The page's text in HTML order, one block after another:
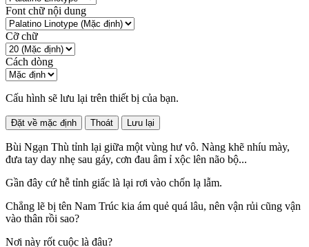
Font chữ nội dung
Cỡ chữ
Cách dòng
Cấu hình sẽ lưu lại trên thiết bị của bạn.
Đặt về mặc định Thoát Lưu lại
Bùi Ngạn Thù tỉnh lại giữa một vùng hư vô. Nàng khẽ nhíu mày,
đưa tay day nhẹ sau gáy, cơn đau âm ỉ xộc lên não bộ...
Gần đây cứ hễ tỉnh giấc là lại rơi vào chốn lạ lẫm.
Chẳng lẽ bị tên Nam Trúc kia ám quẻ quá lâu, nên vận rủi cũng vận
vào thân rồi sao?
Nơi này rốt cuộc là đâu?